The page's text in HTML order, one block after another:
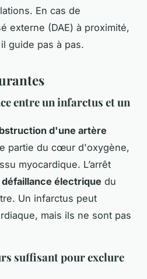
En cas de
externe (DAE) à proximité,
guide pas à pas.
entre un infarctus et un
d'une artère
partie du cœur d'oxygène,
myocardique. L’arrêt
défaillance électrique du
Un infarctus peut
mais ils ne sont pas
suffisant pour exclure